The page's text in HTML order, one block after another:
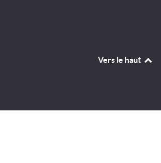
Vers le haut